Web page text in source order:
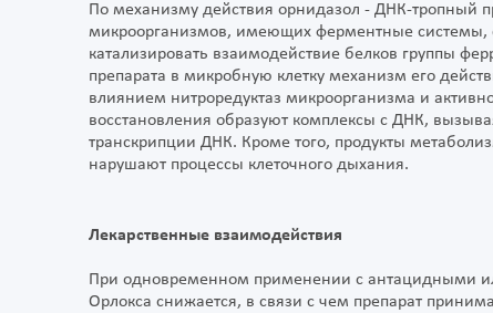
По механизму действия орнидазол - ДНК-тропный
микроорганизмов, имеющих ферментные системы,
катализировать взаимодействие белков группы
препарата в микробную клетку механизм его
влиянием нитроредуктаз микроорганизма и
восстановления образуют комплексы с ДНК,
транскрипции ДНК. Кроме того, продукты
нарушают процессы клеточного дыхания.
Лекарственные взаимодействия
При одновременном применении с антацидными
Орлокса снижается, в связи с чем препарат